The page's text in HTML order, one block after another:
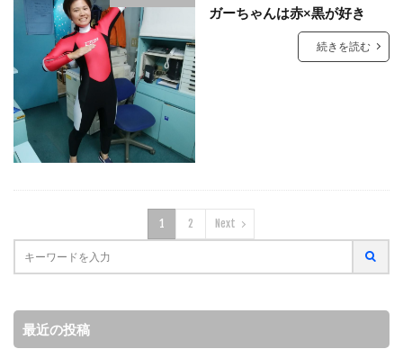
ガーちゃんは赤×黒が好き
続きを読む
1 2 Next
最近の投稿